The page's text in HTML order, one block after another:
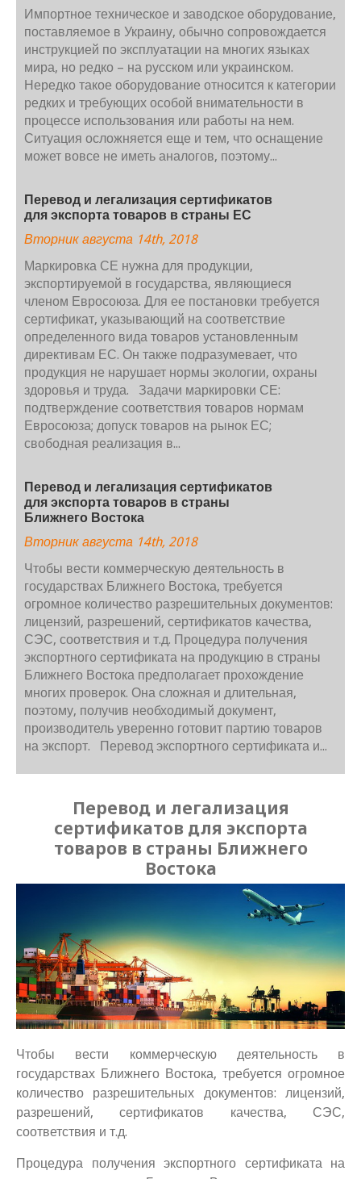
Импортное техническое и заводское оборудование,
поставляемое в Украину, обычно сопровождается
инструкцией по эксплуатации на многих языках
мира, но редко – на русском или украинском.
Нередко такое оборудование относится к категории
редких и требующих особой внимательности в
процессе использования или работы на нем.
Ситуация осложняется еще и тем, что оснащение
может вовсе не иметь аналогов, поэтому...
Перевод и легализация сертификатов
для экспорта товаров в страны ЕС
Вторник августа 14th, 2018
Маркировка СЕ нужна для продукции,
экспортируемой в государства, являющиеся
членом Евросоюза. Для ее постановки требуется
сертификат, указывающий на соответствие
определенного вида товаров установленным
директивам ЕС. Он также подразумевает, что
продукция не нарушает нормы экологии, охраны
здоровья и труда. Задачи маркировки СЕ:
подтверждение соответствия товаров нормам
Евросоюза; допуск товаров на рынок ЕС;
свободная реализация в...
Перевод и легализация сертификатов
для экспорта товаров в страны
Ближнего Востока
Вторник августа 14th, 2018
Чтобы вести коммерческую деятельность в
государствах Ближнего Востока, требуется
огромное количество разрешительных документов:
лицензий, разрешений, сертификатов качества,
СЭС, соответствия и т.д. Процедура получения
экспортного сертификата на продукцию в страны
Ближнего Востока предполагает прохождение
многих проверок. Она сложная и длительная,
поэтому, получив необходимый документ,
производитель уверенно готовит партию товаров
на экспорт. Перевод экспортного сертификата и...
Перевод и легализация
сертификатов для экспорта
товаров в страны Ближнего
Востока
Чтобы вести коммерческую деятельность в
государствах Ближнего Востока, требуется огромное
количество разрешительных документов: лицензий,
разрешений, сертификатов качества, СЭС,
соответствия и т.д.
Процедура получения экспортного сертификата на